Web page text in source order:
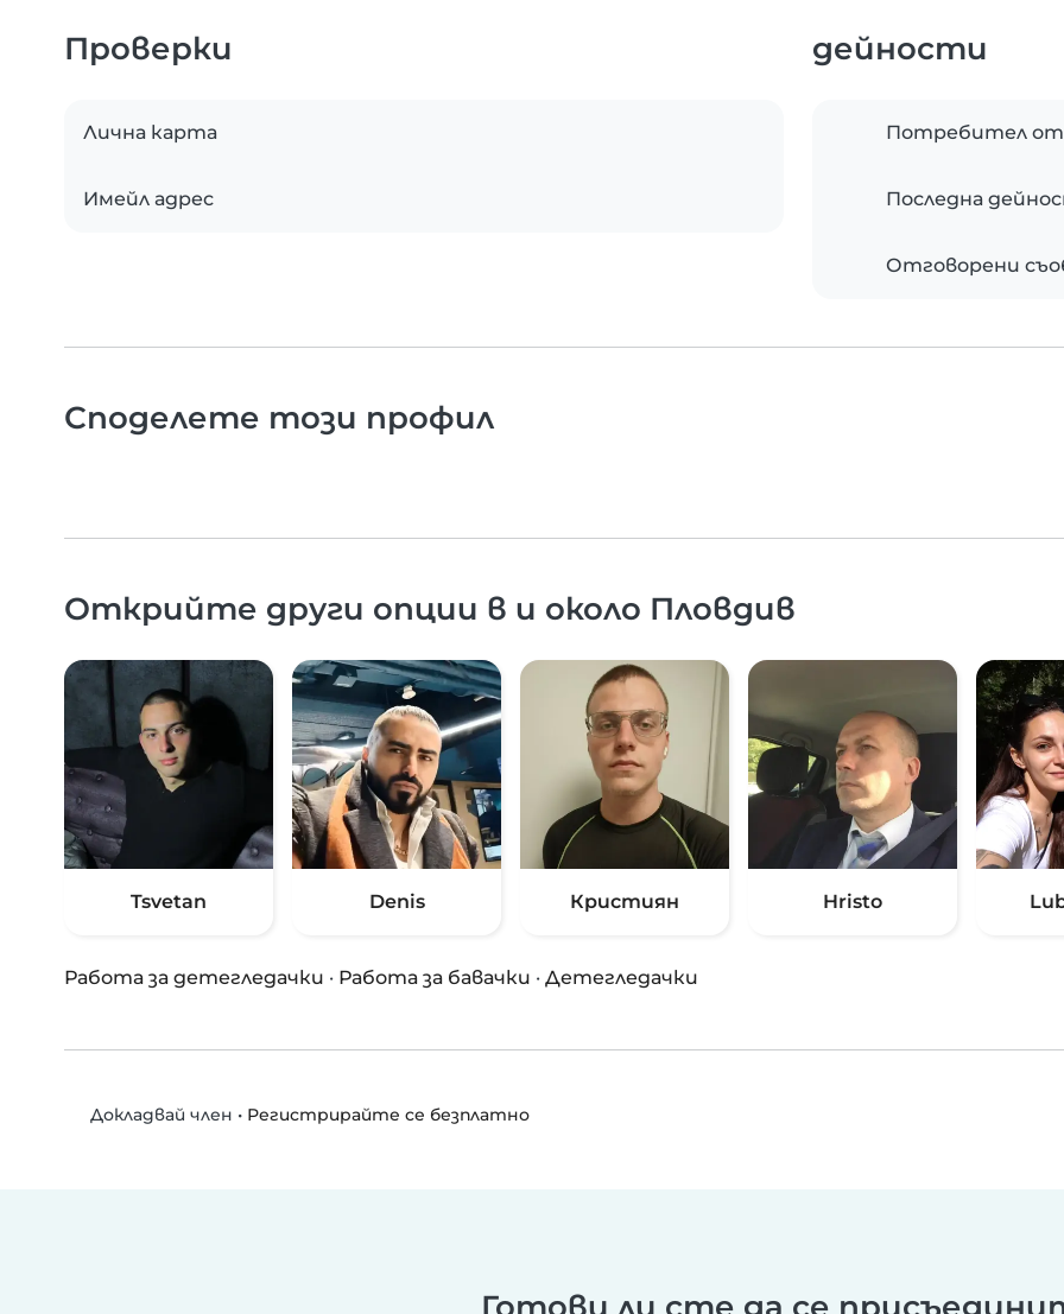
Проверки
Лична карта
Имейл адрес
дейности
Потребител от
Последна
Отговорени
Споделете този профил
Открийте други опции в и около Пловдив
Tsvetan Denis Кристиян Hristo
Работа за детегледачки · Работа за бавачки · Детегледачки
Докладвай член • Регистрирайте се безплатно